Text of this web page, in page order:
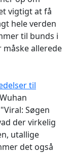
vigtigt at få
hele verden
til bunds i
måske allerede
til
Søgen
der virkelig
utallige
det også